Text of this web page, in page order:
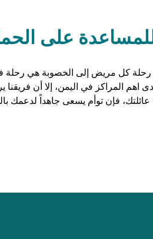
على
كل مريض إلى الخصوبة هي رحلة
اهم المراكز في اليمن، إلا أن
عائلتك، فإن توأم يسعى جاهداً لدعمك